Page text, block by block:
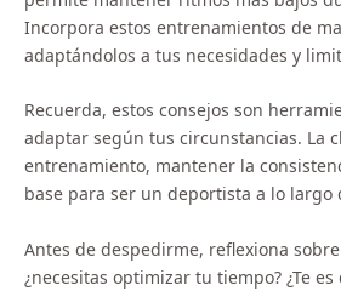
Incorpora estos entrenamientos de
adaptándolos a tus necesidades y
Recuerda, estos consejos son
adaptar según tus circunstancias. La
entrenamiento, mantener la
base para ser un deportista a lo largo
Antes de despedirme, reflexiona
¿necesitas optimizar tu tiempo? ¿Te